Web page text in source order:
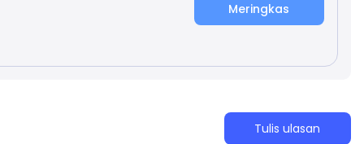
Meringkas
Tulis ulasan